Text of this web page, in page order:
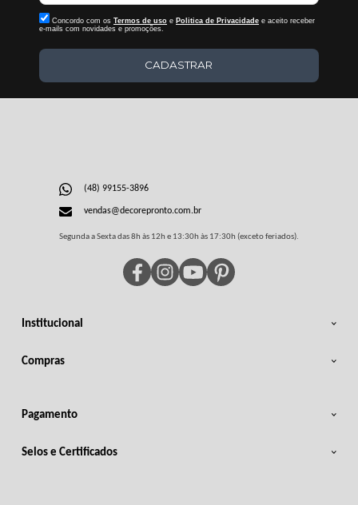
Concordo com os Termos de uso e Politica de Privacidadee aceito receber
e-mails com novidades e promoções.
CADASTRAR
Institucional
Compras
(48) 99155-3896
vendas@decorepronto.com.br
Segunda a Sexta das 8h às 12h e 13:30h às 17:30h (exceto feriados).
Pagamento
Selos e Certificados